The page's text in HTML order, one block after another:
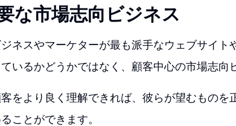
な市場志向ビジネス
ジネスやマーケターが最も派手なウェブサイ
ているかどうかではなく、顧客中心の市場志向
をより良く理解できれば、彼らが望むものを
ことができます。